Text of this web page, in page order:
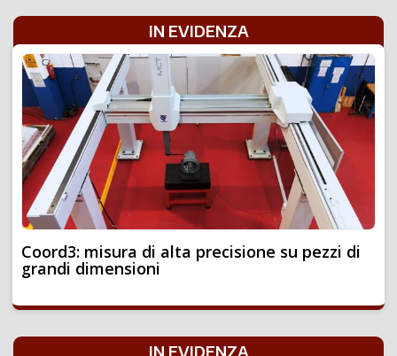
IN EVIDENZA
Coord3: misura di alta precisione su pezzi di
grandi dimensioni
IN EVIDENZA